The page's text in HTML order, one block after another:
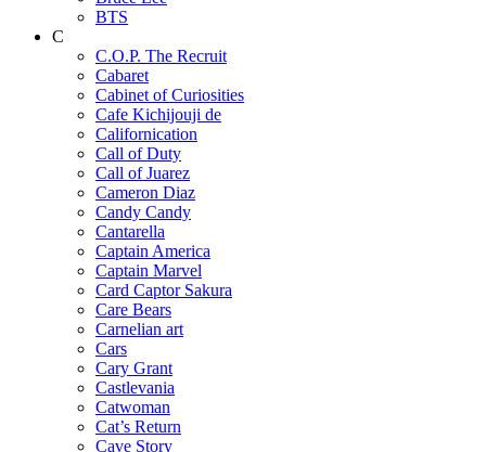
BTS
C
C.O.P. The Recruit
Cabaret
Cabinet of Curiosities
Cafe Kichijouji de
Californication
Call of Duty
Call of Juarez
Cameron Diaz
Candy Candy
Cantarella
Captain America
Captain Marvel
Card Captor Sakura
Care Bears
Carnelian art
Cars
Cary Grant
Castlevania
Catwoman
Cat’s Return
Cave Story